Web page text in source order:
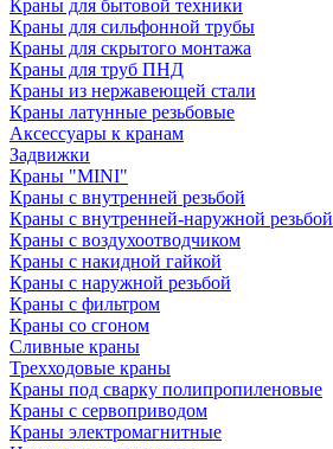
Краны для бытовой техники
Краны для сильфонной трубы
Краны для скрытого монтажа
Краны для труб ПНД
Краны из нержавеющей стали
Краны латунные резьбовые
Аксессуары к кранам
Задвижки
Краны "MINI"
Краны с внутренней резьбой
Краны с внутренней-наружной резьбой
Краны с воздухоотводчиком
Краны с накидной гайкой
Краны с наружной резьбой
Краны с фильтром
Краны со сгоном
Сливные краны
Трехходовые краны
Краны под сварку полипропиленовые
Краны с сервоприводом
Краны электромагнитные